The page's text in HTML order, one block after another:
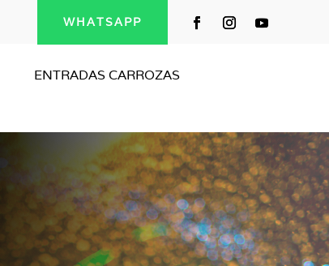
WHATSAPP
ENTRADAS CARROZAS